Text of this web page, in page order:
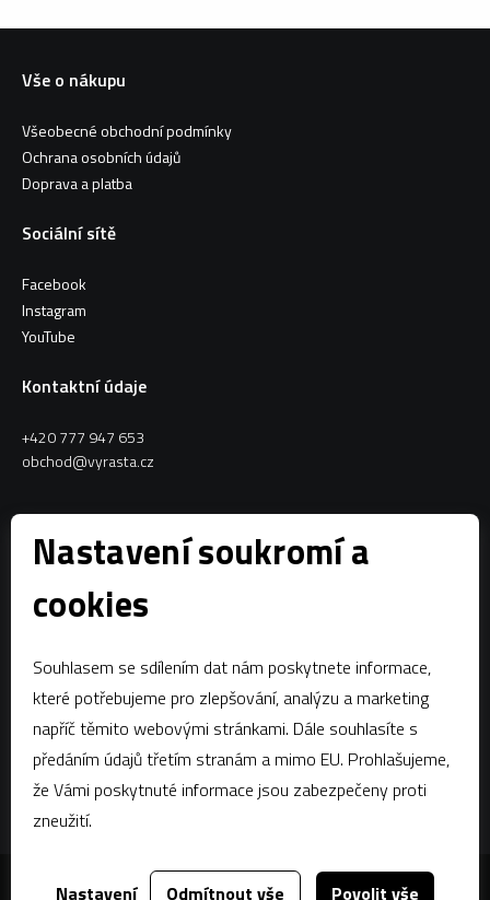
Vše o nákupu
Všeobecné obchodní podmínky
Ochrana osobních údajů
Doprava a platba
Sociální sítě
Facebook
Instagram
YouTube
Kontaktní údaje
+420 777 947 653
obchod@vyrasta.cz
Kontakty
Spytihněv 145
DIČ:CZ28287843
Zápis dle § 13a obchodního zákoníku:Krajský soud v Brně, oddíl C,
vložka 58796
Nastavení soukromí a
cookies
Souhlasem se sdílením dat nám poskytnete informace,
které potřebujeme pro zlepšování, analýzu a marketing
napříč těmito webovými stránkami. Dále souhlasíte s
předáním údajů třetím stranám a mimo EU. Prohlašujeme,
že Vámi poskytnuté informace jsou zabezpečeny proti
zneužití.
Nastavení Odmítnout vše Povolit vše